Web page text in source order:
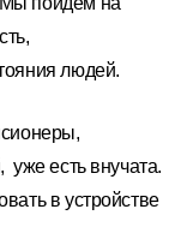
людей.
уже есть внучата.
в устройстве